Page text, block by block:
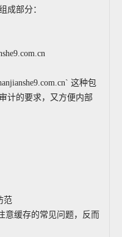
成部分：
这种包
计的要求，又方便内部
范
意缓存的常见问题，反而